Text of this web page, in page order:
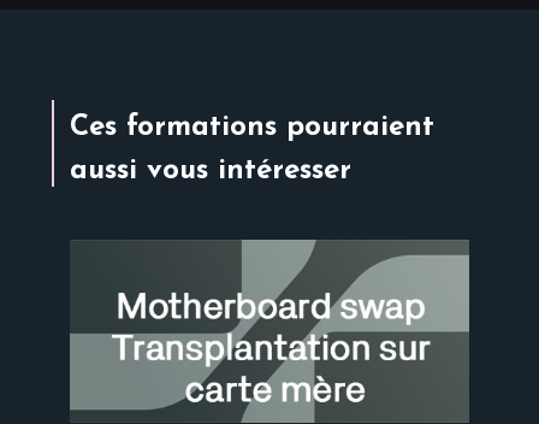
Ces formations pourraient
aussi vous intéresser